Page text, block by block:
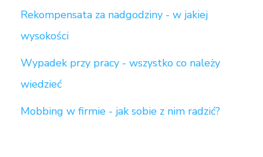
Rekompensata za nadgodziny - w jakiej
wysokości
Wypadek przy pracy - wszystko co należy
wiedzieć
Mobbing w firmie - jak sobie z nim radzić?